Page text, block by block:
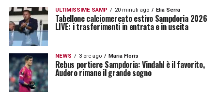
maggiori spunti, fantasia e, soprattutto,
lucidità da parte del giovane giocatore di
proprietà della
La prova con l’Under 21 arriva in un momento
chiave per il club blucerchiato. Con
ULTIMISSIME SAMP 20 minuti ago Elia Serra
Tabellone calciomercato estivo Sampdoria 2026
LIVE: i trasferimenti in entrata e in uscita
NEWS 3 ore ago Maria Floris
Rebus portiere Sampdoria: Vindahl è il favorito,
Audero rimane il grande sogno